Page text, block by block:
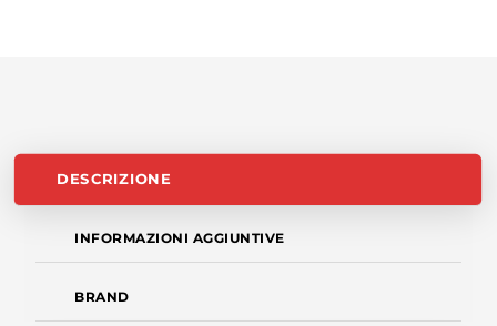
DESCRIZIONE
INFORMAZIONI AGGIUNTIVE
BRAND